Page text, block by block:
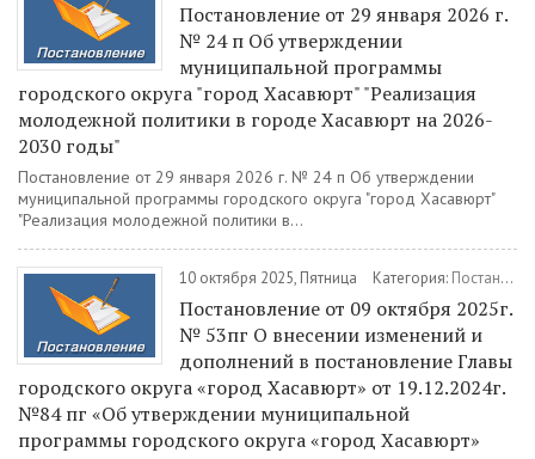
Постановление от 29 января 2026 г.
№ 24 п Об утверждении
муниципальной программы
городского округа "город Хасавюрт" "Реализация
молодежной политики в городе Хасавюрт на 2026-
2030 годы"
Постановление от 29 января 2026 г. № 24 п Об утверждении
муниципальной программы городского округа "город Хасавюрт"
"Реализация молодежной политики в...
10 октября 2025, Пятница Категория: Постановления
Постановление от 09 октября 2025г.
№ 53пг О внесении изменений и
дополнений в постановление Главы
городского округа «город Хасавюрт» от 19.12.2024г.
№84 пг «Об утверждении муниципальной
программы городского округа «город Хасавюрт»